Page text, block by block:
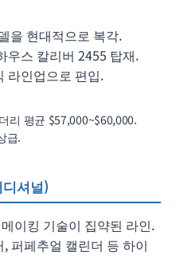
을 현대적으로 복각.
우스 칼리버 2455 탑재.
라인업으로 편입.
리 평균 $57,000~$60,000.
급.
셔널)
이킹 기술이 집약된 라인.
퍼페추얼 캘린더 등 하이